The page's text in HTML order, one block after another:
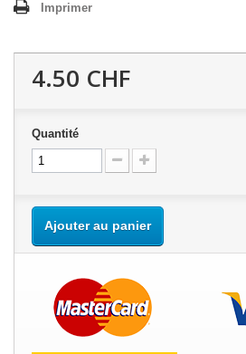
Imprimer
4.50 CHF
Quantité
Ajouter au panier